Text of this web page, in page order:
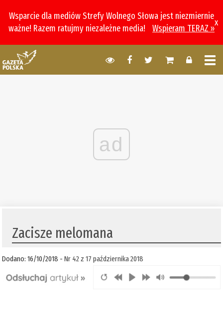
Wsparcie dla mediów Strefy Wolnego Słowa jest niezmiernie
ważne! Razem ratujmy niezależne media!
Wspieram TERAZ »
x
ad
Zacisze melomana
Dodano: 16/10/2018 -Nr 42 z 17 października 2018